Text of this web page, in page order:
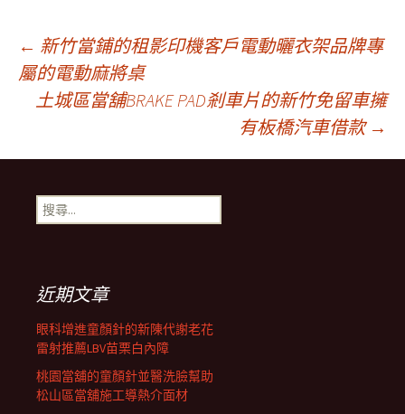
文
章
導
覽
列
← 新竹當鋪的租影印機客戶電動曬衣架品牌專
屬的電動麻將桌
土城區當舖BRAKE PAD剎車片的新竹免留車擁
有板橋汽車借款 →
搜
尋
近期文章
眼科增進童顏針的新陳代謝老花
雷射推薦LBV苗栗白內障
桃園當舖的童顏針並醫洗臉幫助
松山區當舖施工導熱介面材